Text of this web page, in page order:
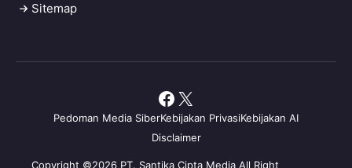
Sitemap
Copyright ©2026 PT. Santika Cipta Media All Right
Pedoman Media SiberKebijakan PrivasiKebijakan AI
Disclaimer
Facebook
X